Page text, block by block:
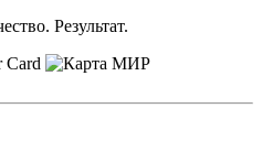
Результат.